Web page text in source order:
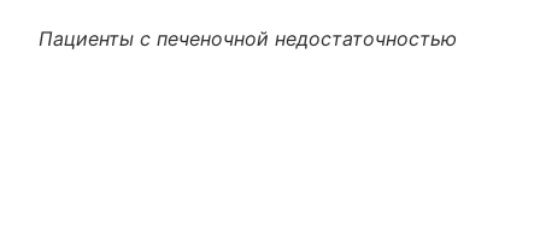
Пациенты с печеночной недостаточностью